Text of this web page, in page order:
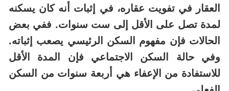
العقار في تفويت عقاره، في إثبات أنه كان يسكنه
لمدة تصل على الأقل إلى ست سنوات. ففي بعض
الحالات فإن مفهوم السكن الرئيسي يصعب إثباته.
وفي حالة السكن الاجتماعي فإن المدة الأقل
للاستفادة من الإعفاء هي أربعة سنوات من السكن